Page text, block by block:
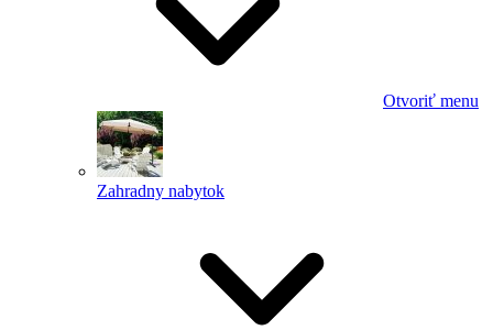
Otvoriť menu
Zahradny nabytok